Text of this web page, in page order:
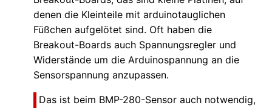
denen die Kleinteile mit arduinotauglichen
Füßchen aufgelötet sind. Oft haben die
Breakout-Boards auch Spannungsregler und
Widerstände um die Arduinospannung an die
Sensorspannung anzupassen.
Das ist beim BMP-280-Sensor auch notwendig,